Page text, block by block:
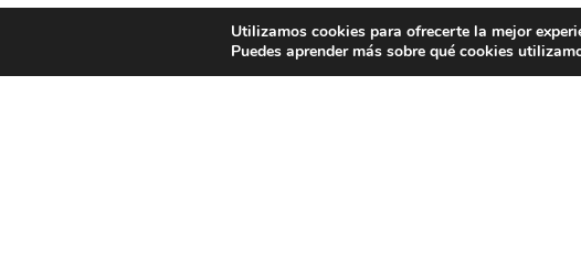
Utilizamos cookies para ofrecerte la mejor
Puedes aprender más sobre qué cookies